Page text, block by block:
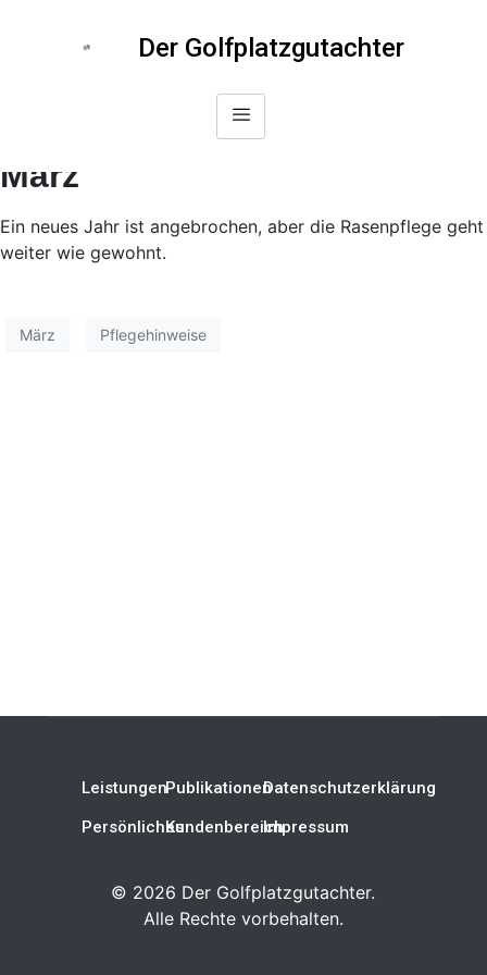
Der Golfplatzgutachter
März
Ein neues Jahr ist angebrochen, aber die Rasenpflege geht
weiter wie gewohnt.
März Pflegehinweise
Leistungen
Persönliches
Publikationen
Kundenbereich
Datenschutzerklärung
Impressum
© 2026 Der Golfplatzgutachter.
Alle Rechte vorbehalten.